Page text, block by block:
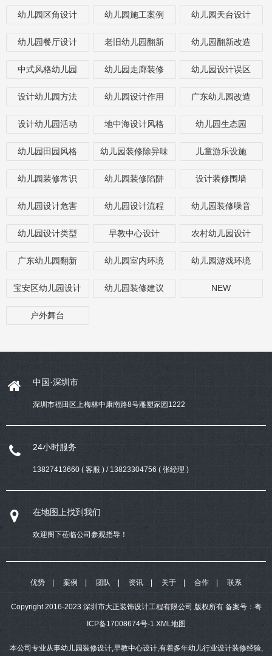
幼儿园区角设计 幼儿园施工案例 幼儿园天台设计
幼儿园餐厅设计 老旧幼儿园翻新 幼儿园翻新改造
中式风格幼儿园 幼儿园走廊装修 幼儿园设计误区
设计幼儿园方法 幼儿园设计作用 广东幼儿园改造
设计幼儿园活动 地中海设计风格 幼儿园生态园
幼儿园田园风格 幼儿园装修除异味 儿童游乐设施
幼儿园装修常识 幼儿园装修陷阱 设计装修围墙
幼儿园设计危害 幼儿园设计流程 幼儿园装修噪音
幼儿园设计类型 早教中心设计 农村幼儿园设计
广东幼儿园翻新 幼儿园室内环境 幼儿园游戏环境
宝安区幼儿园设计 幼儿园装修建议 NEW
户外舞台
中国·深圳市
深圳市福田区上梅林中康南路8号雕塑家园1222
24小时服务
13827413660 ( 客服 ) / 13823304756 ( 张经理 )
在地图上找到我们
欢迎阁下莅临公司参观指导！
优势 案例 团队 资讯 关于 合作 联系
Copyright 2016-2023 深圳市大正装饰设计工程有限公司 版权所有 备案号： 粤
ICP备17008674号-1 XML地图
本公司专业从事幼儿园装修设计,早教中心设计,有着多年幼儿行业设计装修经验,